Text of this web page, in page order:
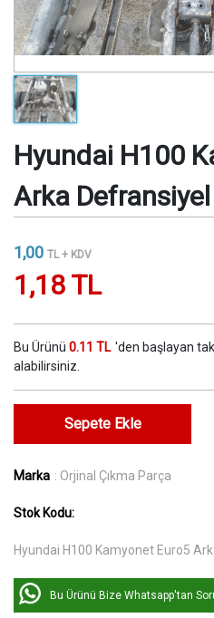
Hyundai H100
Arka
1,00 TL + KDV
1,18 TL
Bu Ürünü 0.11 TL 'den başlayan
alabilirsiniz.
Sepete Ekle
Marka : Orjinal Çıkma Parça
Stok Kodu:
Hyundai H100 Kamyonet Euro5
Bu Ürünü Bize Whatsapp'tan